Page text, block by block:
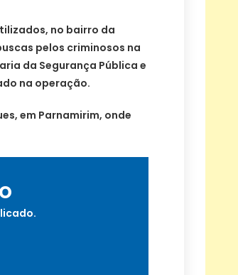
no bairro da
pelos criminosos na
da Segurança Pública e
na operação.
em Parnamirim, onde